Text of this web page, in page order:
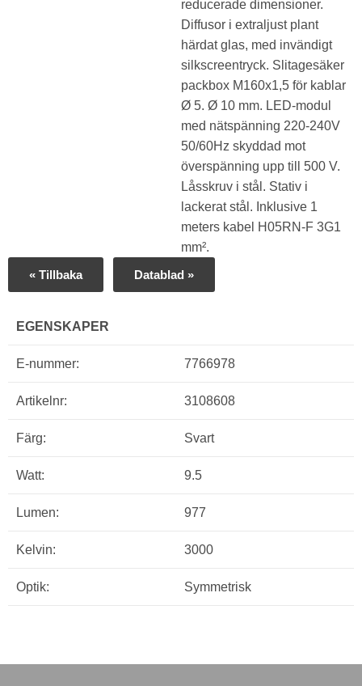
reducerade dimensioner.
Diffusor i extraljust plant
härdat glas, med invändigt
silkscreentryck. Slitagesäker
packbox M160x1,5 för kablar
Ø 5. Ø 10 mm. LED-modul
med nätspänning 220-240V
50/60Hz skyddad mot
överspänning upp till 500 V.
Låsskruv i stål. Stativ i
lackerat stål. Inklusive 1
meters kabel H05RN-F 3G1
mm².
« Tillbaka
Datablad »
EGENSKAPER
E-nummer: 7766978
Artikelnr: 3108608
Färg: Svart
Watt: 9.5
Lumen: 977
Kelvin: 3000
Optik: Symmetrisk